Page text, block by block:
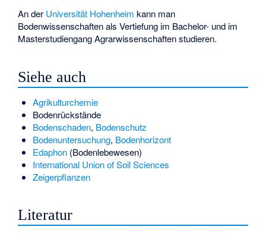
An der Universität Hohenheim kann man
Bodenwissenschaften als Vertiefung im Bachelor- und im
Masterstudiengang Agrarwissenschaften studieren.
Siehe auch
Agrikulturchemie
Bodenrückstände
Bodenschaden, Bodenschutz
Bodenuntersuchung, Bodenhorizont
Edaphon(Bodenlebewesen)
International Union of Soil Sciences
Zeigerpflanzen
Literatur